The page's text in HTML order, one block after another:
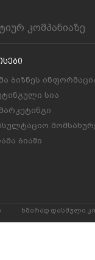
კომპანიაზე
ბიზნეს
სია
ბიაში
ხშირად დასმული